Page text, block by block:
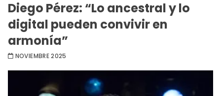
Diego Pérez: “Lo ancestral y lo
digital pueden convivir en
armonía”
NOVIEMBRE 2025